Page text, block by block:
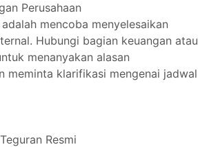
Perusahaan
mencoba menyelesaikan
Hubungi bagian keuangan atau
menanyakan alasan
meminta klarifikasi mengenai jadwal
Resmi